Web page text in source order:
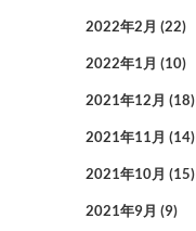
2022年2月 (22)
2022年1月 (10)
2021年12月 (18)
2021年11月 (14)
2021年10月 (15)
2021年9月 (9)